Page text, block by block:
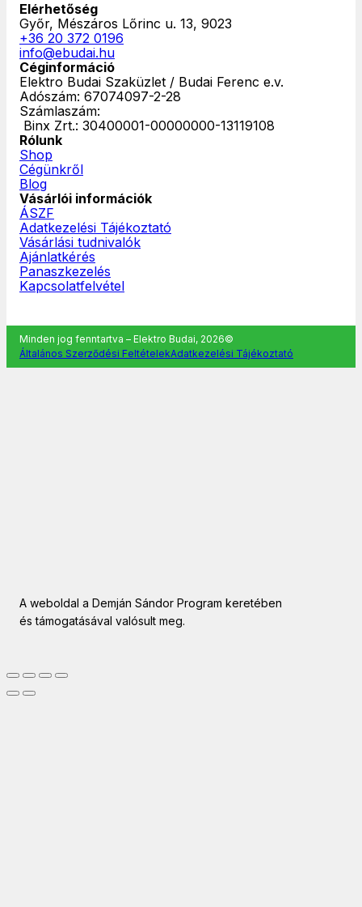
Elérhetőség
Győr, Mészáros Lőrinc u. 13, 9023
+36 20 372 0196
info@ebudai.hu
Céginformáció
Elektro Budai Szaküzlet / Budai Ferenc e.v.
Adószám: 67074097-2-28
Számlaszám:
‎ Binx Zrt.: 30400001-00000000-13119108
Rólunk
Shop
Cégünkről
Blog
Vásárlói információk
ÁSZF
Adatkezelési Tájékoztató
Vásárlási tudnivalók
Ajánlatkérés
Panaszkezelés
Kapcsolatfelvétel
Minden jog fenntartva – Elektro Budai, 2026©
Általános Szerződési FeltételekAdatkezelési Tájékoztató
A weboldal a Demján Sándor Program keretében
és támogatásával valósult meg.